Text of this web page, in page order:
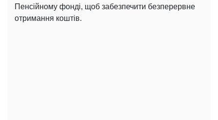
Пенсійному фонді, щоб забезпечити безперервне
отримання коштів.